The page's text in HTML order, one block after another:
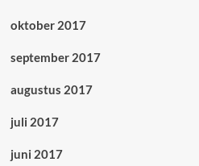
oktober 2017
september 2017
augustus 2017
juli 2017
juni 2017